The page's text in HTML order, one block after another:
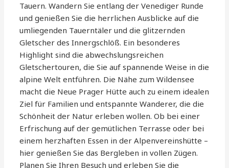
Tauern. Wandern Sie entlang der Venediger Runde
und genießen Sie die herrlichen Ausblicke auf die
umliegenden Tauerntäler und die glitzernden
Gletscher des Innergschlöß. Ein besonderes
Highlight sind die abwechslungsreichen
Gletschertouren, die Sie auf spannende Weise in die
alpine Welt entführen. Die Nähe zum Wildensee
macht die Neue Prager Hütte auch zu einem idealen
Ziel für Familien und entspannte Wanderer, die die
Schönheit der Natur erleben wollen. Ob bei einer
Erfrischung auf der gemütlichen Terrasse oder bei
einem herzhaften Essen in der Alpenvereinshütte –
hier genießen Sie das Bergleben in vollen Zügen.
Planen Sie Ihren Besuch und erleben Sie die